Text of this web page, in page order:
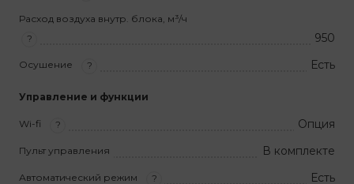
Расход воздуха внутр. блока, м³/ч
?
950
Осушение ? Есть
Управление и функции
Wi-fi ? Опция
Пульт управления В комплекте
Автоматический режим ? Есть